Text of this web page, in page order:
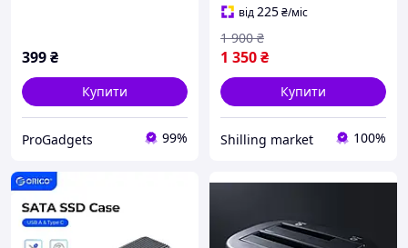
399₴
Купити
ProGadgets 99%
від225₴/міс
1 350₴
1 900 ₴
Купити
Shilling market 100%